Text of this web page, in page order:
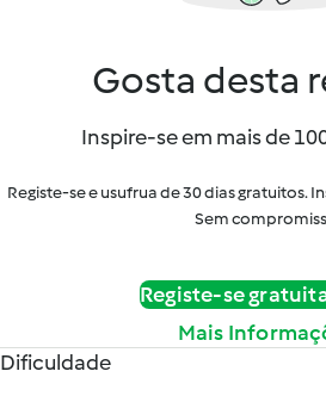
Gosta desta
Inspire-se em mais de
Registe-se e usufrua de 30 dias gratuitos.
Sem
Registe-se
Mais
Dificuldade